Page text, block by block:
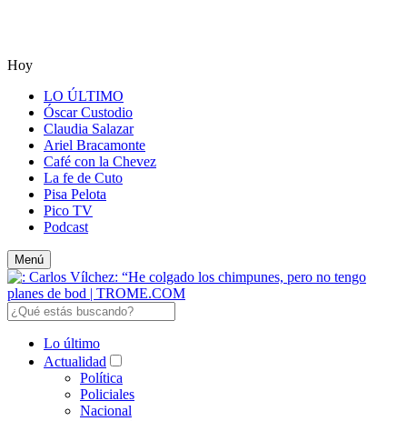
Hoy
LO ÚLTIMO
Óscar Custodio
Claudia Salazar
Ariel Bracamonte
Café con la Chevez
La fe de Cuto
Pisa Pelota
Pico TV
Podcast
Menú
Lo último
Actualidad
Política
Policiales
Nacional